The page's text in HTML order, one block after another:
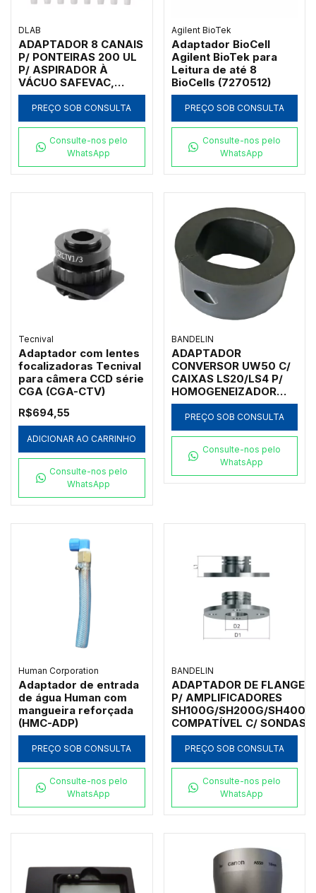
DLAB
ADAPTADOR 8 CANAIS
P/ PONTEIRAS 200 UL
P/ ASPIRADOR À
VÁCUO SAFEVAC,
ECOVAC E SMARTVAC
PREÇO SOB CONSULTA
Consulte-nos pelo
WhatsApp
Agilent BioTek
Adaptador BioCell
Agilent BioTek para
Leitura de até 8
BioCells (7270512)
PREÇO SOB CONSULTA
Consulte-nos pelo
WhatsApp
Tecnival
Adaptador com lentes
focalizadoras Tecnival
para câmera CCD série
CGA (CGA-CTV)
R$694,55
ADICIONAR AO CARRINHO
Consulte-nos pelo
WhatsApp
BANDELIN
ADAPTADOR
CONVERSOR UW50 C/
CAIXAS LS20/LS4 P/
HOMOGENEIZADOR
ULTRASSÔNICO
HD4050 BANDELIN -
AH-50
PREÇO SOB CONSULTA
Consulte-nos pelo
WhatsApp
Human Corporation
Adaptador de entrada
de água Human com
mangueira reforçada
(HMC-ADP)
PREÇO SOB CONSULTA
Consulte-nos pelo
WhatsApp
BANDELIN
ADAPTADOR DE FLANGE
P/ AMPLIFICADORES
SH100G/SH200G/
COMPATÍVEL C/ SONDAS
Ø2-25MM - FA-3-G
PREÇO SOB CONSULTA
Consulte-nos pelo
WhatsApp